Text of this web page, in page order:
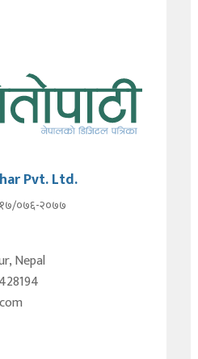
Pvt. Ltd.
०७६-२०७७
Nepal